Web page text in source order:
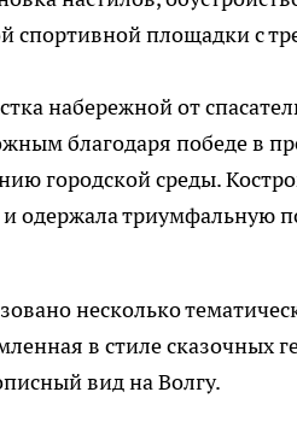
спортивной площадки с
набережной от
благодаря победе в
городской среды.
одержала триумфальную
несколько
в стиле сказочных
вид на Волгу.